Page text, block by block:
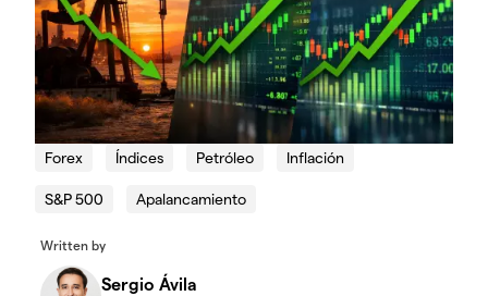
Forex Índices Petróleo Inflación
S&P 500 Apalancamiento
Written by
Sergio Ávila